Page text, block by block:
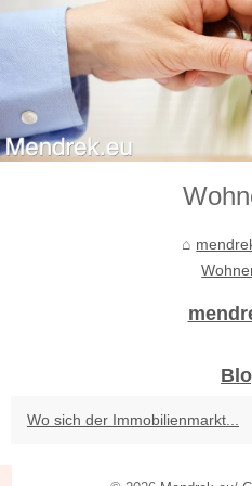
Wo sich der Immobilienmarkt...